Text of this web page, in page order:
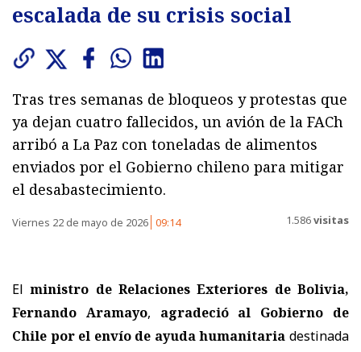
escalada de su crisis social
Tras tres semanas de bloqueos y protestas que
ya dejan cuatro fallecidos, un avión de la FACh
arribó a La Paz con toneladas de alimentos
enviados por el Gobierno chileno para mitigar
el desabastecimiento.
Viernes 22 de mayo de 2026 09:14 1.586visitas
El ministro de Relaciones Exteriores de Bolivia,
Fernando Aramayo, agradeció al Gobierno de
Chile por el envío de ayuda humanitaria destinada